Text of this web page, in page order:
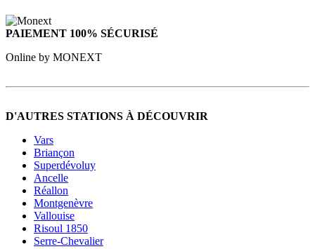
PAIEMENT 100% SÉCURISÉ
Online by MONEXT
D'AUTRES STATIONS À DÉCOUVRIR
Vars
Briançon
Superdévoluy
Ancelle
Réallon
Montgenèvre
Vallouise
Risoul 1850
Serre-Chevalier